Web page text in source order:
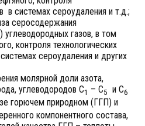
в системах сероудаления и т.д.;
серосодержания
газов, в том
контроля технологических
сероудаления и других
молярной доли азота,
углеводородов С1 – С5 и С6
горючем природном (ГГП) и
компонентного состава,